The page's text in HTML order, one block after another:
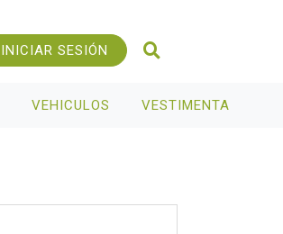
INICIAR SESIÓN
VEHICULOS VESTIMENTA